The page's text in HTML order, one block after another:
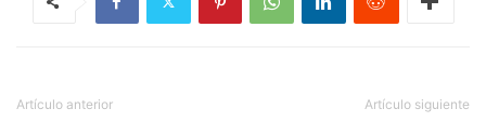
Artículo anterior Artículo siguiente